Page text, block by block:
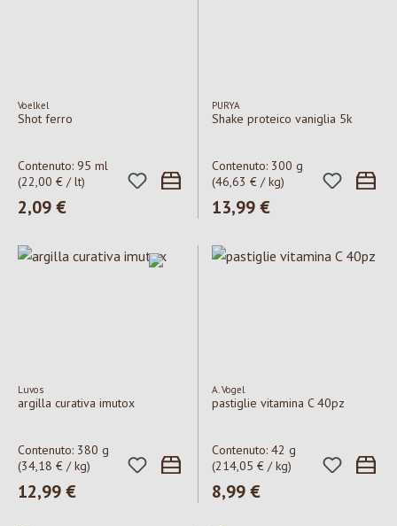
Voelkel
Shot ferro
Contenuto: 95 ml
(22,00 € / lt)
Prezzo normale:
2,09 €
PURYA
Shake proteico vaniglia 5k
Contenuto: 300 g
(46,63 € / kg)
Prezzo normale:
13,99 €
Luvos
argilla curativa imutox
Contenuto: 380 g
(34,18 € / kg)
Prezzo normale:
12,99 €
A. Vogel
pastiglie vitamina C 40pz
Contenuto: 42 g
(214,05 € / kg)
Prezzo normale:
8,99 €